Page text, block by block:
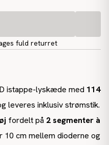
fuld returret
istappe-lyskæde med 114
leveres inklusiv strømstik.
fordelt på 2 segmenter à
10 cm mellem dioderne og